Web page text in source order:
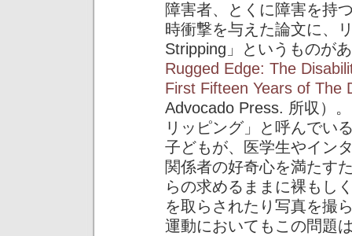
障害者、とくに障害を持
時衝撃を与えた論文に、
Stripping」というものが
Rugged Edge: The
First Fifteen Years of The
Advocado Press. 所収）
リッピング」と呼んでい
子どもが、医学生やイン
関係者の好奇心を満たす
らの求めるままに裸もし
を取らされたり写真を撮
運動においてもこの問題